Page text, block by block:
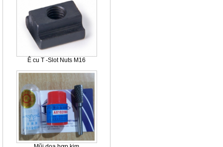
Ê cu T -Slot Nuts M16